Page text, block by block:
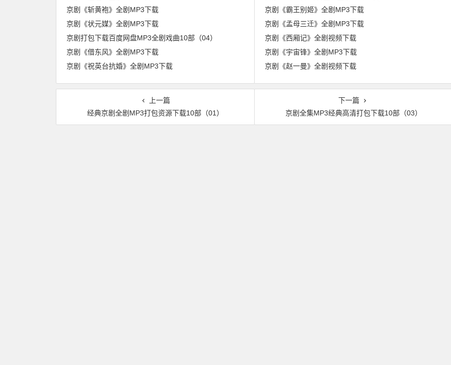
京剧《斩黄袍》全剧MP3下载
京剧《状元媒》全剧MP3下载
京剧打包下载百度网盘MP3全剧戏曲10部（04）
京剧《借东风》全剧MP3下载
京剧《祝英台抗婚》全剧MP3下载
京剧《霸王别姬》全剧MP3下载
京剧《孟母三迁》全剧MP3下载
京剧《西厢记》全剧视频下载
京剧《宇宙锋》全剧MP3下载
京剧《赵一曼》全剧视频下载
上一篇
经典京剧全剧MP3打包资源下载10部（01）
下一篇
京剧全集MP3经典高清打包下载10部（03）